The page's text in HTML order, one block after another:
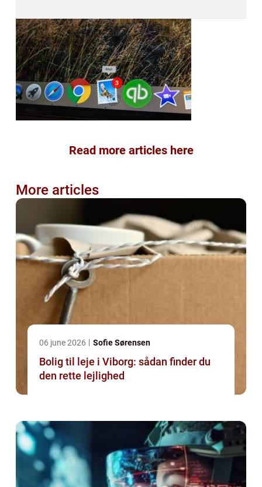
Read more articles here
More articles
06 june 2026 Sofie Sørensen
Bolig til leje i Viborg: sådan finder du
den rette lejlighed